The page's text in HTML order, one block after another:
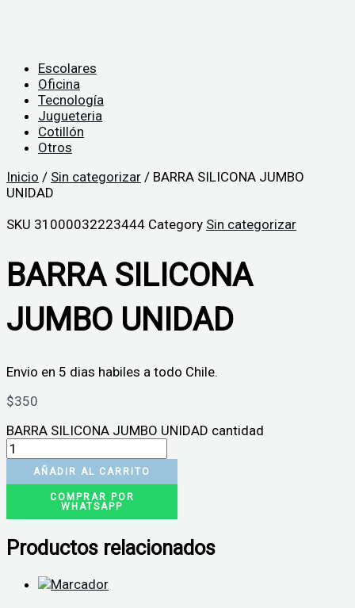
Escolares
Oficina
Tecnología
Jugueteria
Cotillón
Otros
Inicio / Sin categorizar / BARRA SILICONA JUMBO
UNIDAD
SKU 31000032223444 Category Sin categorizar
BARRA SILICONA
JUMBO UNIDAD
Envio en 5 dias habiles a todo Chile.
$350
BARRA SILICONA JUMBO UNIDAD cantidad
AÑADIR AL CARRITO
COMPRAR POR
WHATSAPP
Productos relacionados